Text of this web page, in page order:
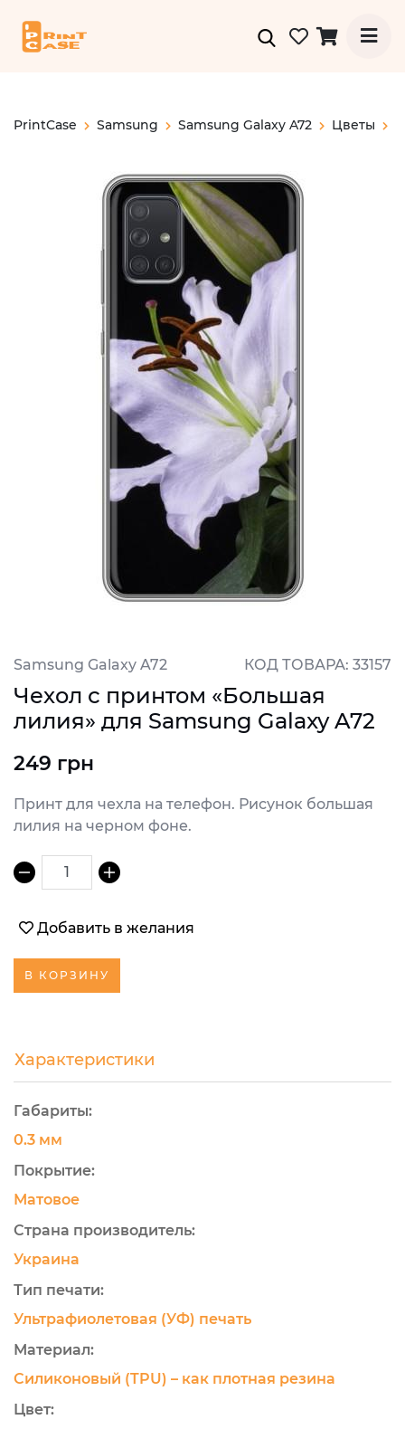
PrintCase Samsung Samsung Galaxy A72 Цветы
Samsung Galaxy A72 КОД ТОВАРА: 33157
Чехол с принтом «Большая
лилия» для Samsung Galaxy A72
249 грн
Принт для чехла на телефон. Рисунок большая
лилия на черном фоне.
1
Добавить в желания
В КОРЗИНУ
Характеристики
Габариты:
0.3 мм
Покрытие:
Матовое
Страна производитель:
Украина
Тип печати:
Ультрафиолетовая (УФ) печать
Материал:
Силиконовый (TPU) – как плотная резина
Цвет: